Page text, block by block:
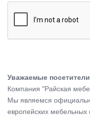
Уважаемые
Компания "Райская
Мы являемся
европейских мебельных